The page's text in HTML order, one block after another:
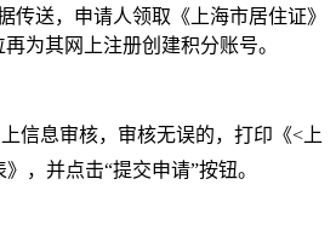
传送，申请人领取《上海市居住证》
为其网上注册创建积分账号。
信息审核，审核无误的，打印《<上
，并点击“提交申请”按钮。